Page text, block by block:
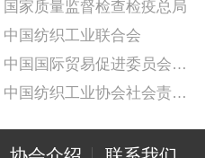
国家质量监督检查检疫总局
中国纺织工业联合会
中国国际贸易促进委员会纺织行业分会
中国纺织工业协会社会责任建设推广委员会